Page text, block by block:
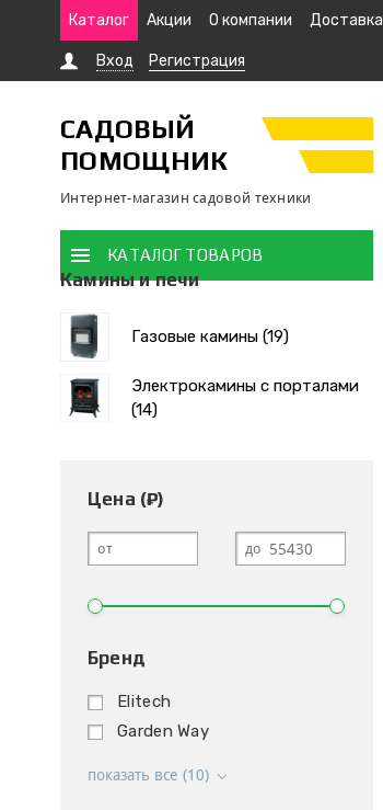
Каталог Акции О компании Доставка
Вход Регистрация
САДОВЫЙ
ПОМОЩНИК
Интернет-магазин садовой техники
КАТАЛОГ ТОВАРОВ
Камины и печи
Газовые камины (19)
Электрокамины с порталами
(14)
Цена (₽)
от до
Бренд
Elitech
Garden Way
показать все (10)